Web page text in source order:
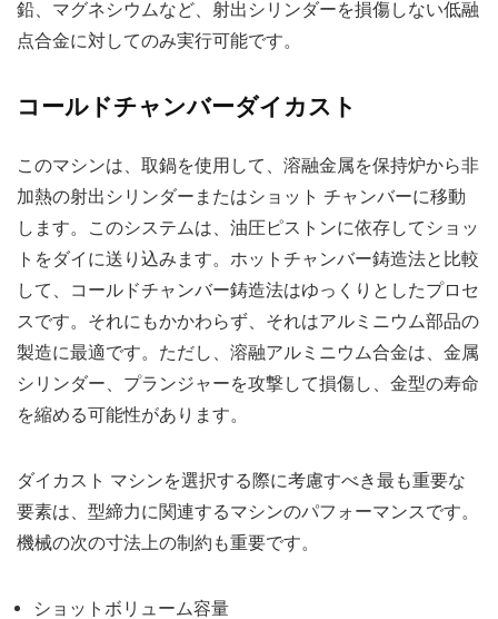
鉛、マグネシウムなど、射出シリンダーを損傷しない低融
点合金に対してのみ実行可能です。
コールドチャンバーダイカスト
このマシンは、取鍋を使用して、溶融金属を保持炉から非
加熱の射出シリンダーまたはショット チャンバーに移動
します。このシステムは、油圧ピストンに依存してショッ
トをダイに送り込みます。ホットチャンバー鋳造法と比較
して、コールドチャンバー鋳造法はゆっくりとしたプロセ
スです。それにもかかわらず、それはアルミニウム部品の
製造に最適です。ただし、溶融アルミニウム合金は、金属
シリンダー、プランジャーを攻撃して損傷し、金型の寿命
を縮める可能性があります。
ダイカスト マシンを選択する際に考慮すべき最も重要な
要素は、型締力に関連するマシンのパフォーマンスです。
機械の次の寸法上の制約も重要です。
ショットボリューム容量